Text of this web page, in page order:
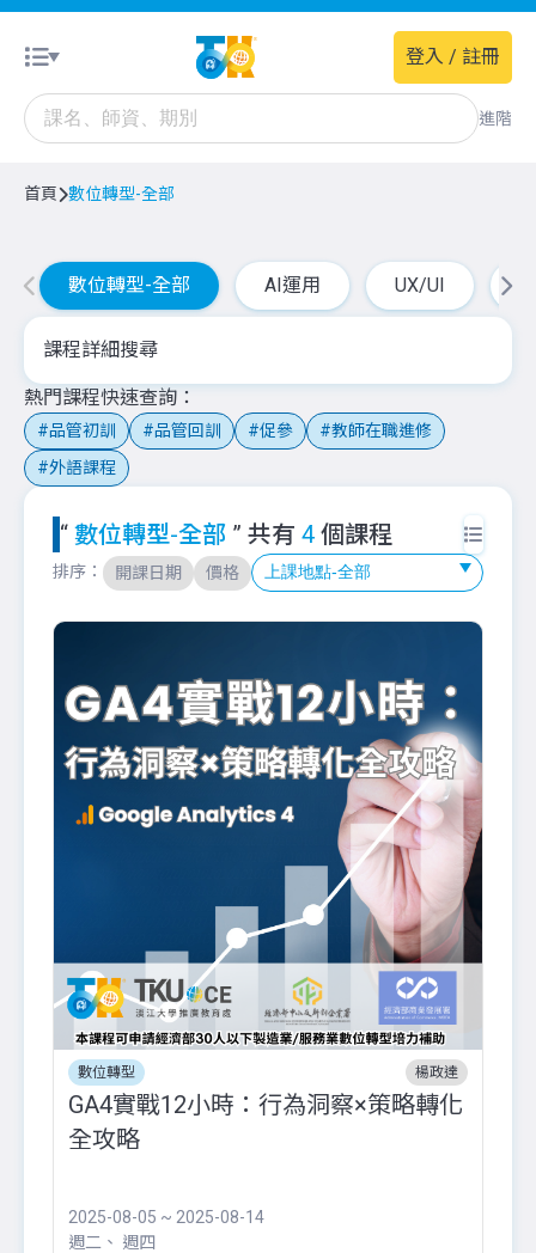
進階
登入 / 註冊
首頁 數位轉型-全部
數位轉型-全部 AI運用 UX/UI
課程詳細搜尋
熱門課程快速查詢
品管初訓 品管回訓 促參
教師在職進修
外語課程
“ 數位轉型-全部 ” 共有 4 個課程
排序： 開課日期 價格
數位轉型 楊政達
GA4實戰12小時：行為洞察×策略轉化
全攻略
2025-08-05 ~ 2025-08-14
週二
週四